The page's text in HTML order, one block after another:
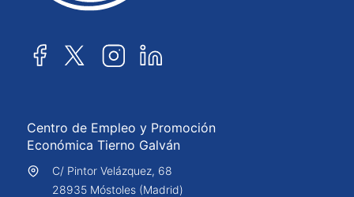
Centro de Empleo y Promoción
Económica Tierno Galván
C/ Pintor Velázquez, 68
28935 Móstoles (Madrid)